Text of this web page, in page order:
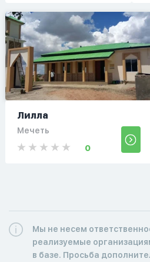
Лилла
Мечеть
0
Мы не несем
реализуемые
в базе. Просьба